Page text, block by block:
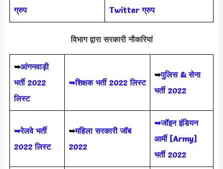
ग्रुप
Twitter ग्रुप
विभाग द्वारा सरकारी नौकरियां
➥आंगनवाड़ी
भर्ती 2022
लिस्ट
➥शिक्षक भर्ती 2022 लिस्ट
➥पुलिस & सेना
भर्ती 2022
➥रेलवे भर्ती
2022 लिस्ट
➥महिला सरकारी जॉब
2022
➥जॉइन इंडियन
आर्मी [Army]
भर्ती 2022